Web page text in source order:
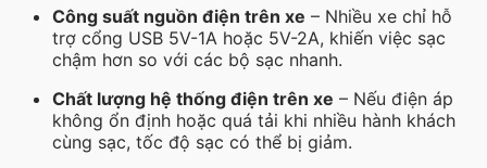
Công suất nguồn điện trên xe – Nhiều xe chỉ hỗ
trợ cổng USB 5V-1A hoặc 5V-2A, khiến việc sạc
chậm hơn so với các bộ sạc nhanh.
Chất lượng hệ thống điện trên xe – Nếu điện áp
không ổn định hoặc quá tải khi nhiều hành khách
cùng sạc, tốc độ sạc có thể bị giảm.